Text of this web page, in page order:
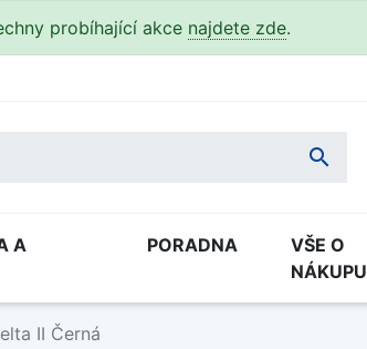
probíhající akce najdete zde.

A
PORADNA
VŠE O
NÁKUPU
II Černá